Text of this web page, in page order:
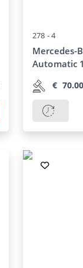
278 -4
Mercedes-
Automatic
€